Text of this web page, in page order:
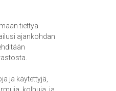
tiettyä
ajankohdan
ja käytettyjä,